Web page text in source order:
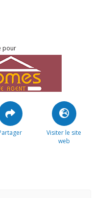
pour
Visiter le site
web